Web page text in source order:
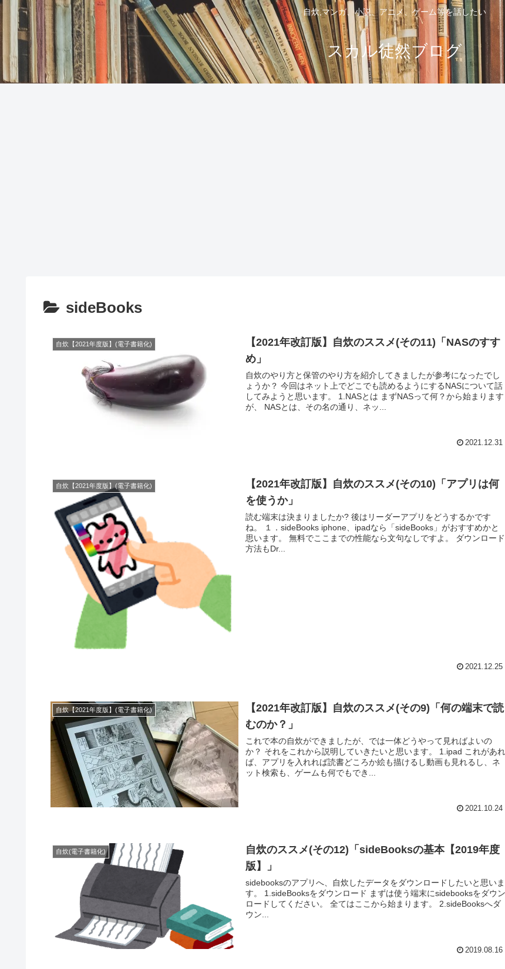
自炊,マンガ、小説、アニメ、ゲーム等を話したい
スカル徒然ブログ
sideBooks
自炊【2021年度版】(電子書籍化)
【2021年改訂版】自炊のススメ(その11)「NASのすす
め」
自炊のやり方と保管のやり方を紹介してきましたが参考になったでし
ょうか？ 今回はネット上でどこでも読めるようにするNASについて話
してみようと思います。 1.NASとは まずNASって何？から始まります
が、 NASとは、その名の通り、ネッ...
2021.12.31
自炊【2021年度版】(電子書籍化)
【2021年改訂版】自炊のススメ(その10)「アプリは何
を使うか」
読む端末は決まりましたか? 後はリーダーアプリをどうするかです
ね。 １．sideBooks iphone、ipadなら「sideBooks」がおすすめかと
思います。 無料でここまでの性能なら文句なしですよ。 ダウンロード
方法もDr...
2021.12.25
自炊【2021年度版】(電子書籍化)
【2021年改訂版】自炊のススメ(その9)「何の端末で読
むのか？」
これで本の自炊ができましたが、では一体どうやって見ればよいの
か？ それをこれから説明していきたいと思います。 1.ipad これがあれ
ば、アプリを入れれば読書どころか絵も描けるし動画も見れるし、ネ
ット検索も、ゲームも何でもでき...
2021.10.24
自炊(電子書籍化)
自炊のススメ(その12)「sideBooksの基本【2019年度
版】」
sidebooksのアプリへ、自炊したデータをダウンロードしたいと思いま
す。 1.sideBooksをダウンロード まずは使う端末にsidebooksをダウン
ロードしてください。 全てはここから始まります。 2.sideBooksへダ
ウン...
2019.08.16